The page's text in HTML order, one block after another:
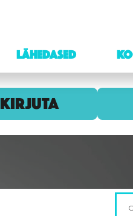
LÄHEDASED
KIRJUTA